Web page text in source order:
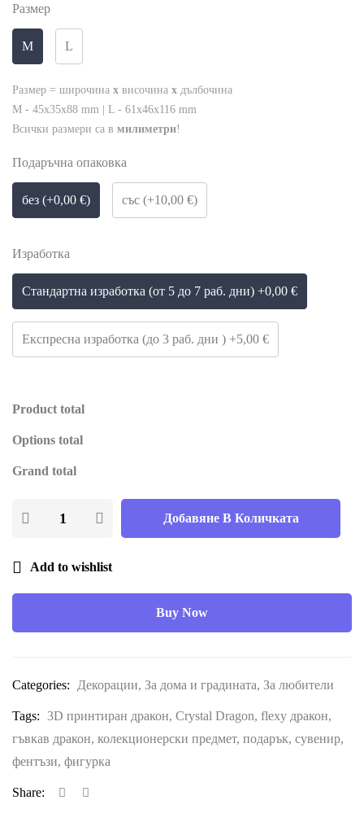
Размер
M L
Размер = широчина x височина x дълбочина
M - 45x35x88 mm | L - 61x46x116 mm
Всички размери са в милиметри!
Подаръчна опаковка
без (+0,00 €) със (+10,00 €)
Изработка
Стандартна изработка (от 5 до 7 раб. дни) +0,00 €
Експресна изработка (до 3 раб. дни ) +5,00 €
Product total
Options total
Grand total
Добавяне В Количката
Add to wishlist
Buy Now
Categories: Декорации, За дома и градината, За любители
Tags: 3D принтиран дракон, Crystal Dragon, flexy дракон,
гъвкав дракон, колекционерски предмет, подарък, сувенир,
фентъзи, фигурка
Share: